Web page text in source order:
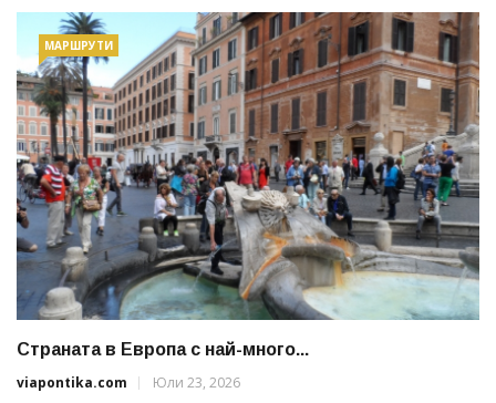
МАРШРУТИ
Страната в Европа с най-много...
viapontika.com
Юли 23, 2026